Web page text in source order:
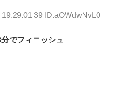
19:29:01.39 ID:aOWdwNvL0
でフィニッシュ